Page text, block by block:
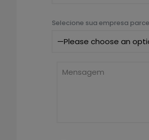
Selecione sua empresa